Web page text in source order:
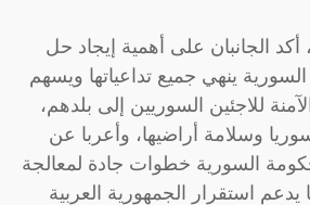
الجانبان على أهمية إيجاد حل
ينهي جميع تداعياتها ويسهم
للاجئين السوريين إلى بلدهم،
وسلامة أراضيها، وأعربا عن
السورية خطوات جادة لمعالجة
يدعم استقرار الجمهورية العربية